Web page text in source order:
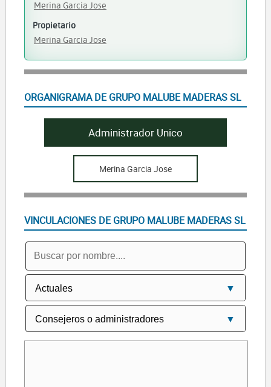
Merina Garcia Jose
Propietario
Merina Garcia Jose
ORGANIGRAMA DE GRUPO MALUBE MADERAS SL
Administrador Unico
Merina Garcia Jose
VINCULACIONES DE GRUPO MALUBE MADERAS SL